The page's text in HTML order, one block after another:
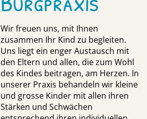
Wir freuen uns, mit Ihnen
zusammen Ihr Kind zu begleiten.
Uns liegt ein enger Austausch mit
den Eltern und allen, die zum Wohl
des Kindes beitragen, am Herzen. In
unserer Praxis behandeln wir kleine
und grosse Kinder mit allen ihren
Stärken und Schwächen